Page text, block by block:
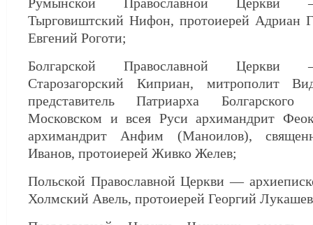
Тырговиштский Нифон, протоиерей Адриан
Евгений Роготи;
Болгарской Православной Церкви
Старозагорский Киприан, митрополит
представитель Патриарха
Московском и всея Руси архимандрит
архимандрит Анфим (Маноилов),
Иванов, протоиерей Живко Желев;
Польской Православной Церкви —
Холмский Авель, протоиерей Георгий